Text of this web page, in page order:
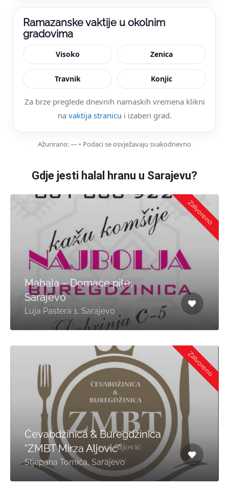
Ramazanske vaktije u okolnim
gradovima
Visoko Zenica
Travnik Konjic
Za brze preglede dnevnih namaskih vremena klikni
na vaktija stranicu i izaberi grad.
Ažurirano:— • Podaci se osvježavaju svakodnevno
Gdje jesti halal hranu u Sarajevu?
Zatvoreno
Mahala – Domaće pite,
Sarajevo
Luja Pastera 1, Sarajevo
Zatvoreno
Ćevabdžinica & Buregdžinica
“ZMBT Mirza Aljović”
Stjepana Tomića, Sarajevo